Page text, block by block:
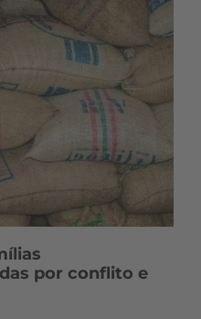
por conflito e